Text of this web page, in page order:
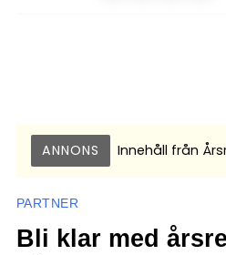
ANNONS Innehåll från
PARTNER
Bli klar med